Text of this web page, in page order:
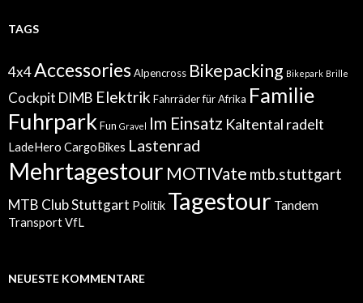
TAGS
4x4AccessoriesAlpencross Bikepacking Bikepark Brille
Cockpit DIMB Elektrik Fahrräder für Afrika Familie
FuhrparkFun Gravel Im Einsatz Kaltental radelt
LadeHero CargoBikes Lastenrad
Mehrtagestour MOTIVate mtb.stuttgart
MTB Club Stuttgart Politik Tagestour Tandem
TransportVfL
NEUESTE KOMMENTARE